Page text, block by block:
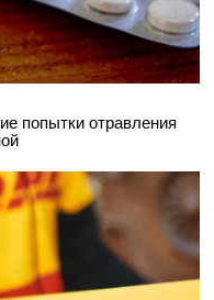
попытки отравления